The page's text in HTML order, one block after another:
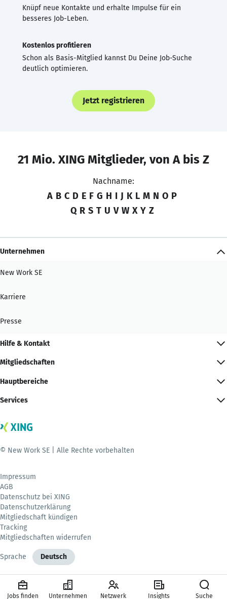
Knüpf neue Kontakte und erhalte Impulse für ein
besseres Job-Leben.
Kostenlos profitieren
Schon als Basis-Mitglied kannst Du Deine Job-Suche
deutlich optimieren.
Jetzt registrieren
21 Mio. XING Mitglieder, von A bis Z
Nachname:
A B C D E F G H I J K L M N O P
Q R S T U V W X Y Z
Unternehmen
New Work SE
Karriere
Presse
Hilfe & Kontakt
Mitgliedschaften
Hauptbereiche
Services
© New Work SE | Alle Rechte vorbehalten
Impressum
AGB
Datenschutz bei XING
Datenschutzerklärung
Mitgliedschaft kündigen
Tracking
Mitgliedschaften widerrufen
Sprache Deutsch
Jobs finden Unternehmen Netzwerk Insights Suche